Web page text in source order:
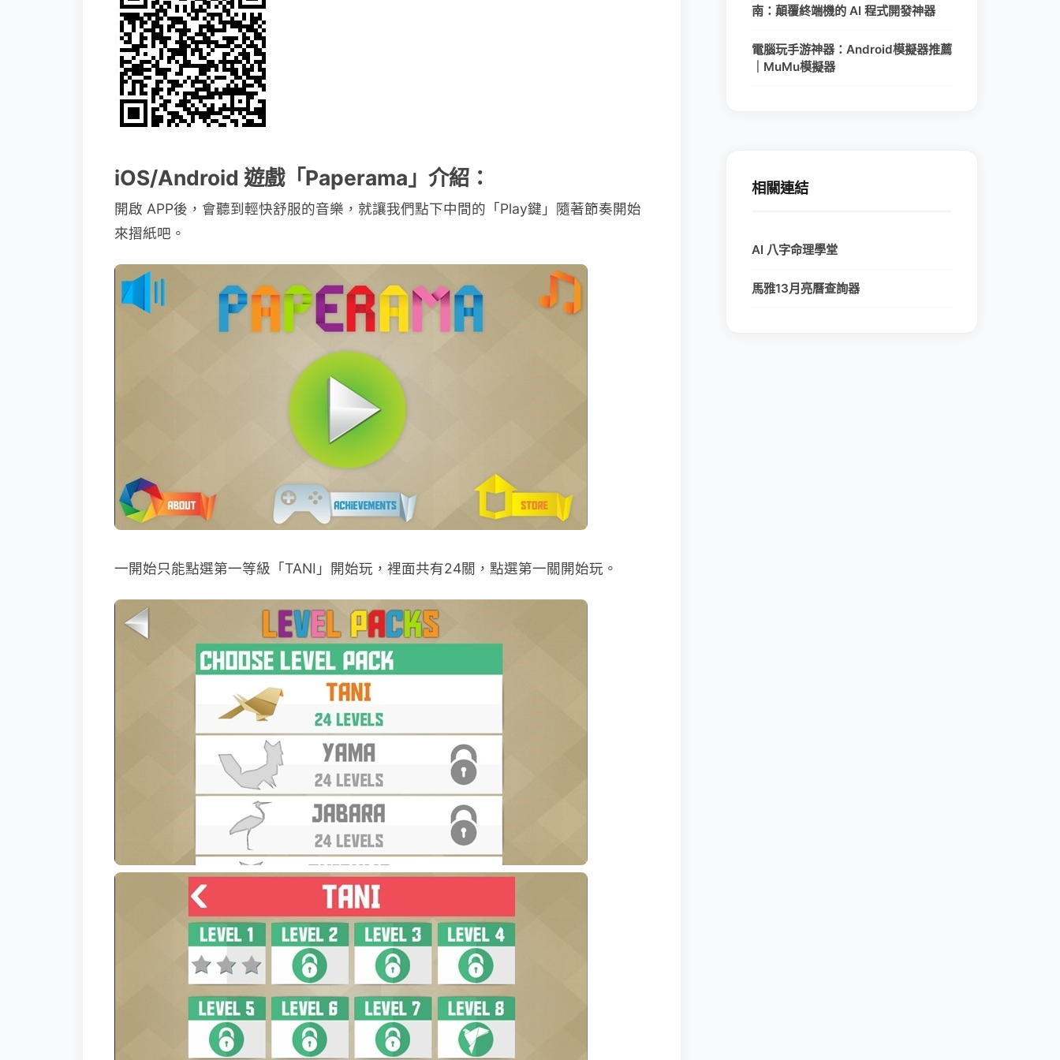
iOS/Android 遊戲「Paperama」介紹：
開啟 APP後，會聽到輕快舒服的音樂，就讓我們點下中間的「Play鍵」隨著節奏開始
來摺紙吧。
一開始只能點選第一等級「TANI」開始玩，裡面共有24關，點選第一關開始玩。
南：顛覆終端機的 AI 程式開發神器
電腦玩手游神器：Android模擬器推薦
｜MuMu模擬器
相關連結
AI 八字命理學堂
馬雅13月亮曆查詢器